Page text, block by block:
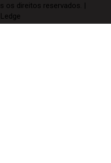
os direitos reservados. |
Ledge